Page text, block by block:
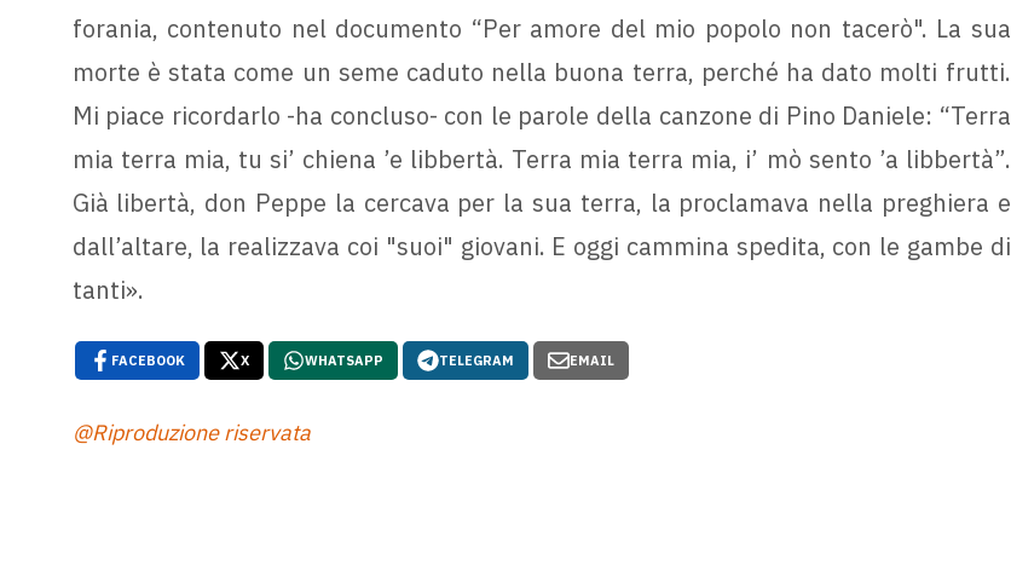
forania, contenuto nel documento “Per amore del mio popolo non tacerò". La sua
morte è stata come un seme caduto nella buona terra, perché ha dato molti frutti.
Mi piace ricordarlo -ha concluso- con le parole della canzone di Pino Daniele: “Terra
mia terra mia, tu si’ chiena ’e libbertà. Terra mia terra mia, i’ mò sento ’a libbertà”.
Già libertà, don Peppe la cercava per la sua terra, la proclamava nella preghiera e
dall’altare, la realizzava coi "suoi" giovani. E oggi cammina spedita, con le gambe di
tanti».
FACEBOOK X WHATSAPP TELEGRAM EMAIL
@Riproduzione riservata